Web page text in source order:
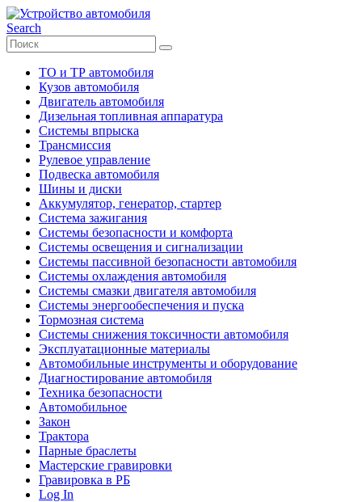
Search
ТО и ТР автомобиля
Кузов автомобиля
Двигатель автомобиля
Дизельная топливная аппаратура
Системы впрыска
Трансмиссия
Рулевое управление
Подвеска автомобиля
Шины и диски
Аккумулятор, генератор, стартер
Система зажигания
Системы безопасности и комфорта
Системы освещения и сигнализации
Системы пассивной безопасности автомобиля
Системы охлаждения автомобиля
Системы смазки двигателя автомобиля
Системы энергообеспечения и пуска
Тормозная система
Системы снижения токсичности автомобиля
Эксплуатационные материалы
Автомобильные инструменты и оборудование
Диагностирование автомобиля
Техника безопасности
Автомобильное
Закон
Трактора
Парные браслеты
Мастерские гравировки
Гравировка в РБ
Log In